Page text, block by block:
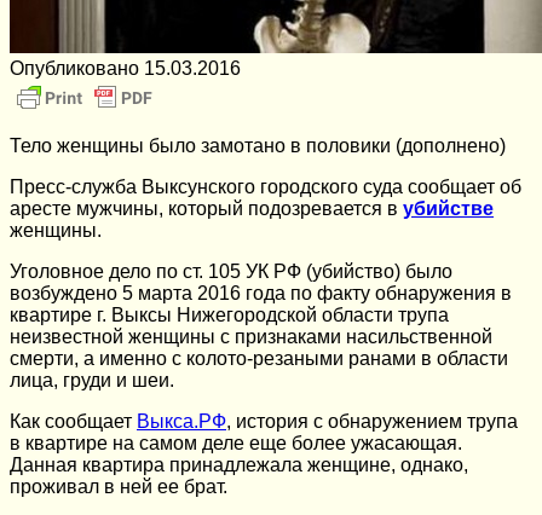
Опубликовано 15.03.2016
Тело женщины было замотано в половики (дополнено)
Пресс-служба Выксунского городского суда сообщает об
аресте мужчины, который подозревается в убийстве
женщины.
Уголовное дело по ст. 105 УК РФ (убийство) было
возбуждено 5 марта 2016 года по факту обнаружения в
квартире г. Выксы Нижегородской области трупа
неизвестной женщины с признаками насильственной
смерти, а именно с колото-резаными ранами в области
лица, груди и шеи.
Как сообщает Выкса.РФ, история с обнаружением трупа
в квартире на самом деле еще более ужасающая.
Данная квартира принадлежала женщине, однако,
проживал в ней ее брат.